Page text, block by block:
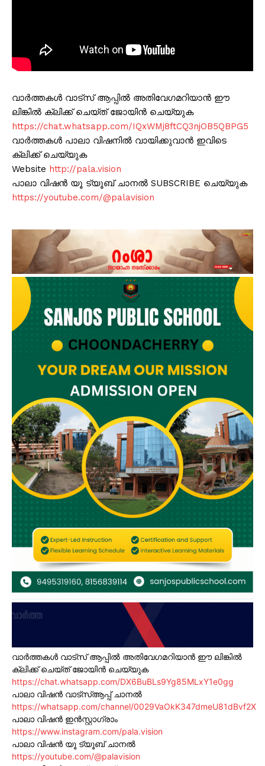
വാർത്തകൾ വാട്സ് ആപ്പിൽ അതിവേഗമറിയാൻ ഈ
ലിങ്കിൽ ക്ലിക്ക് ചെയ്ത് ജോയിൻ ചെയ്യുക
https://chat.whatsapp.com/IQxWMj8ftCQ3njOB5QBPG5
വാർത്തകൾ പാലാ വിഷനിൽ വായിക്കുവാൻ ഇവിടെ
ക്ലിക്ക് ചെയ്യുക
Website http://pala.vision
പാലാ വിഷൻ യൂ ട്യൂബ് ചാനൽ SUBSCRIBE ചെയ്യുക
https://youtube.com/@palavision
വാർത്തകൾ വാട്സ് ആപ്പിൽ അതിവേഗമറിയാൻ ഈ ലിങ്കിൽ
ക്ലിക്ക് ചെയ്ത് ജോയിൻ ചെയ്യുക
https://chat.whatsapp.com/DX6BuBLs9Yg85MLxY1e0gg
പാലാ വിഷൻ വാട്സ്ആപ്പ് ചാനൽ
https://whatsapp.com/channel/0029VaOkK347dmeU81dBvf2X
പാലാ വിഷൻ ഇൻസ്റ്റാഗ്രാം
https://www.instagram.com/pala.vision
പാലാ വിഷൻ യൂ ട്യൂബ് ചാനൽ
https://youtube.com/@palavision